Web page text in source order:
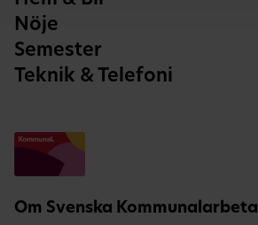
Nöje
Semester
Teknik & Telefoni
Om Svenska